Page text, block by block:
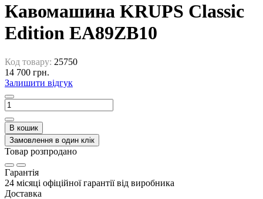
Кавомашина KRUPS Classic
Edition EA89ZB10
Код товару: 25750
14 700 грн.
Залишити відгук
В кошик
Замовлення в один клік
Товар розпродано
Гарантія
24 місяці офіційної гарантії від виробника
Доставка